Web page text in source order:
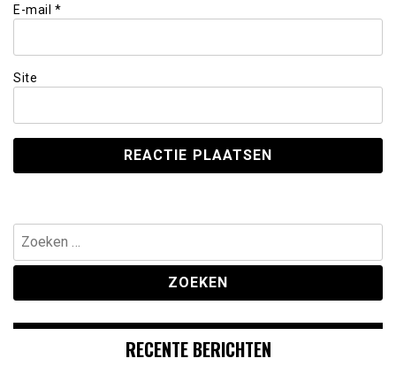
E-mail *
Site
Zoeken
naar:
RECENTE BERICHTEN